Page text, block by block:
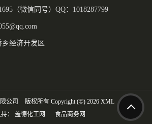
（微信同号）QQ：1018287799
经济开发区
公司 版权所有 Copyright (©) 2026 XML
： 盖德化工网 食品商务网